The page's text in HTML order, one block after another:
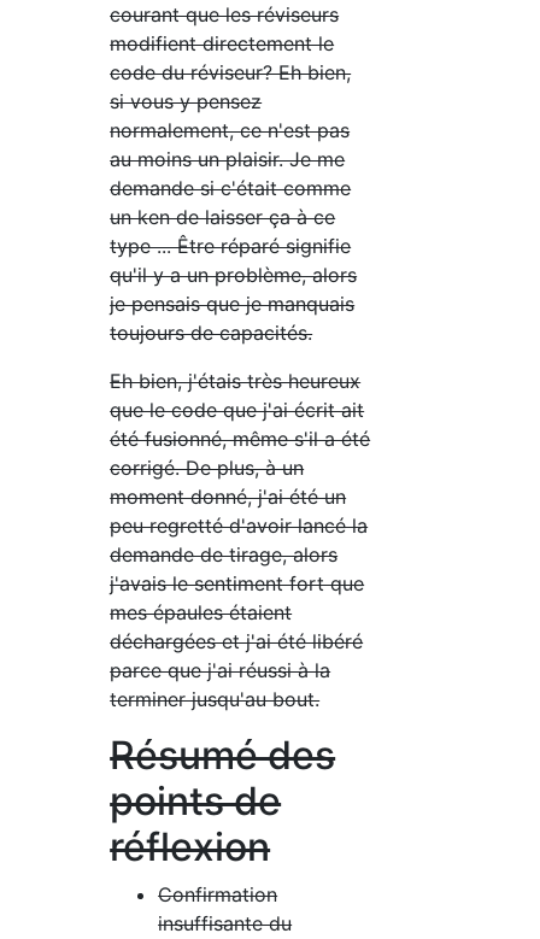
courant que les réviseurs
modifient directement le
code du réviseur? Eh bien,
si vous y pensez
normalement, ce n'est pas
au moins un plaisir. Je me
demande si c'était comme
un ken de laisser ça à ce
type ... Être réparé signifie
qu'il y a un problème, alors
je pensais que je manquais
toujours de capacités.
Eh bien, j'étais très heureux
que le code que j'ai écrit ait
été fusionné, même s'il a été
corrigé. De plus, à un
moment donné, j'ai été un
peu regretté d'avoir lancé la
demande de tirage, alors
j'avais le sentiment fort que
mes épaules étaient
déchargées et j'ai été libéré
parce que j'ai réussi à la
terminer jusqu'au bout.
Résumé des
points de
réflexion
Confirmation
insuffisante du